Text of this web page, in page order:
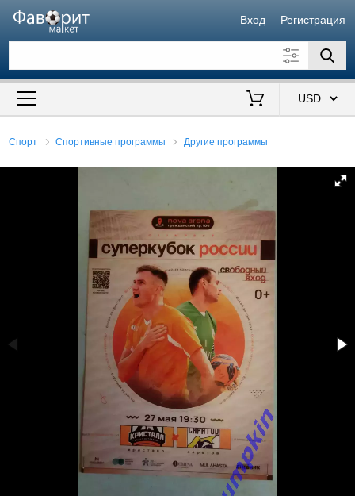
Вход Регистрация
Искать также в описании
Спорт Спортивные программы Другие программы